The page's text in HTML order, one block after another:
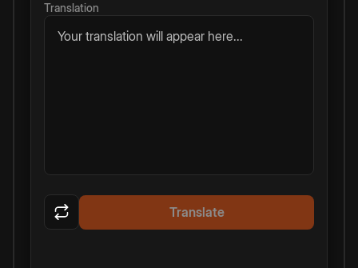
Translation
Your translation will appear here...
Translate